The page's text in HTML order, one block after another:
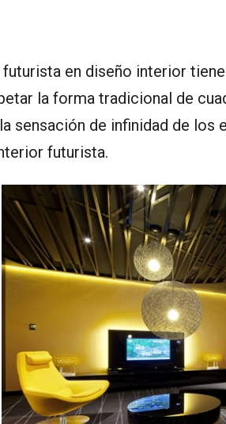
en diseño interior
la forma tradicional de
sensación de infinidad de los
futurista.